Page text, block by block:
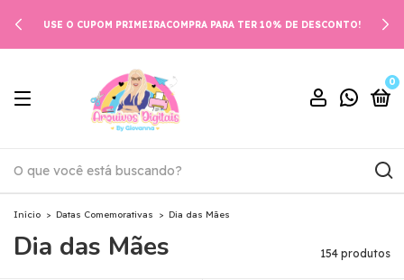
DOWNLOAD AUTOMÁTICO APÓS APROVAÇÃO DO PAGAMENTO
0
Início > Datas Comemorativas > Dia das Mães
Dia das Mães 154 produtos